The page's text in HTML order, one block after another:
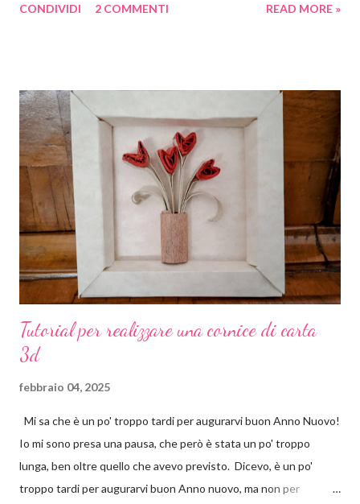
scrivere. Oggi è un bel ragazzino molto più sicuro, che ha
con una colorata ghirlanda di carta crespa. Per ammortizzare la
spesa di dover comprare 19 coccarde uguali e perché, diciamolo
pure, a me piace impelagarmi in queste cose, le coccarde le ho
realizzate io. Come? Ora ve lo spiego. Materiali occorrenti: carta
crespa colorata basi piccole per spille cartone pressato colla a
caldo 19 tondini di carta con su stampato il n. 1 Io ho comprato la
carta crespa già...
CONDIVIDI 2 COMMENTI READ MORE »
Tutorial per realizzare una cornice di carta
3d
febbraio 04, 2025
Mi sa che è un po' troppo tardi per augurarvi buon Anno Nuovo!
Io mi sono presa una pausa, che però è stata un po' troppo
lunga, ben oltre quello che avevo previsto. Dicevo, è un po'
troppo tardi per augurarvi buon Anno nuovo, ma non per